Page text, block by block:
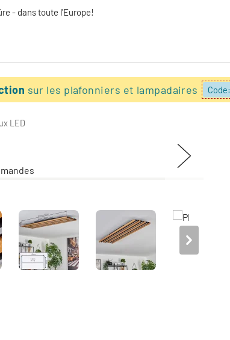
- dans toute l'Europe!
sur les plafonniers et lampadaires Code:
LED